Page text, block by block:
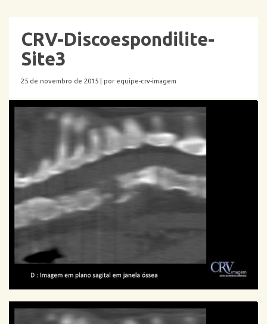
CRV-Discoespondilite-
Site3
25 de novembro de 2015 | por equipe-crv-imagem